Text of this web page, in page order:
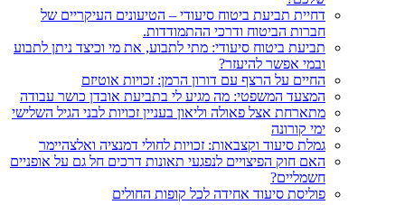
דחיית תביעת ביטוח סיעודי – הטיעונים העיקריים של
חברות הביטוח ודרכי ההתמודדות.
תביעת ביטוח סיעודי: מתי לתבוע, את מי וכיצד ניתן לתבוע
ובמי אפשר להיעזר?
החיים על הרצף עם דורון הרמן: זכויות אוטיזם
המצעד המשפטי: מה מגיע לי בתביעת אובדן כושר עבודה
מתארחת אצל פאולה וליאון בעניין זכויות לבני הגיל השלישי
ימי קורונה
גמלת סיעוד וקצבאות: זכויות לחולי דמנציה ואלצהיימר
האם חוק הפיצויים לנפגעי תאונות דרכים חל גם על אופניים
חשמליים?
פוליסת סיעוד אחידה לכל קופות החולים